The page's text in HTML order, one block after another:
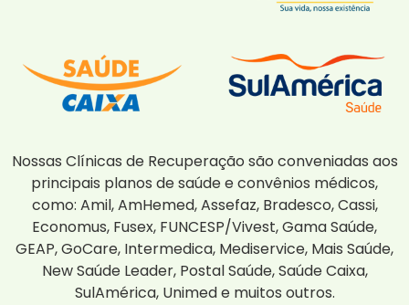
Nossas Clínicas de Recuperação são conveniadas aos
principais planos de saúde e convênios médicos,
como: Amil, AmHemed, Assefaz, Bradesco, Cassi,
Economus, Fusex, FUNCESP/Vivest, Gama Saúde,
GEAP, GoCare, Intermedica, Mediservice, Mais Saúde,
New Saúde Leader, Postal Saúde, Saúde Caixa,
SulAmérica, Unimed e muitos outros.